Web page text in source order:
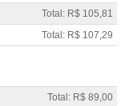
Total: R$ 105,81
Total: R$ 107,29
Total: R$ 89,00